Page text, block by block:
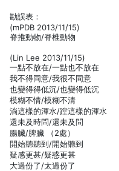
勘誤表：
(mPDB 2013/11/15)
脊推動物/脊椎動物
(Lin Lee 2013/11/15)
一點不放在/一點也不放在
我不得同意/我很不同意
也變得得低沉/也變得低沉
模糊不情/模糊不清
淌這樣的渾水/蹚這樣的渾水
還未及時問/還未及問
腸臟/脾臟 （2處）
開始聽聽到/開始聽到
疑感更甚/疑惑更甚
大過份了/太過份了